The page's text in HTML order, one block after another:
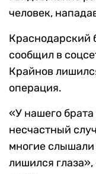
человек,
Краснодарский
сообщил в
Крайнов
операция.
«У нашего
несчaстный
многие слышали
лишился